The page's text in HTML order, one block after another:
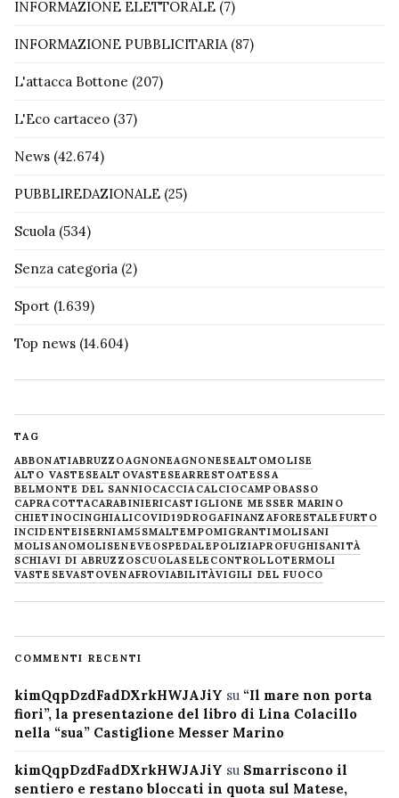
INFORMAZIONE ELETTORALE (7)
INFORMAZIONE PUBBLICITARIA(87)
L'attacca Bottone (207)
L'Eco cartaceo (37)
News (42.674)
PUBBLIREDAZIONALE (25)
Scuola (534)
Senza categoria (2)
Sport (1.639)
Top news (14.604)
TAG
ABBONATIABRUZZOAGNONEAGNONESEALTOMOLISE
ALTO VASTESEALTOVASTESEARRESTOATESSA
BELMONTE DEL SANNIOCACCIACALCIOCAMPOBASSO
CAPRACOTTACARABINIERICASTIGLIONE MESSER MARINO
CHIETINOCINGHIALICOVID19DROGAFINANZAFORESTALE FURTO
INCIDENTEISERNIAM5SMALTEMPOMIGRANTIMOLISANI
MOLISANOMOLISENEVE OSPEDALEPOLIZIAPROFUGHISANITÀ
SCHIAVI DI ABRUZZOSCUOLASELECONTROLLOTERMOLI
VASTESEVASTOVENAFROVIABILITÀVIGILI DEL FUOCO
COMMENTI RECENTI
kimQqpDzdFadDXrkHWJAJiY su “Il mare non porta
fiori”, la presentazione del libro di Lina Colacillo
nella “sua” Castiglione Messer Marino
kimQqpDzdFadDXrkHWJAJiY su Smarriscono il
sentiero e restano bloccati in quota sul Matese,